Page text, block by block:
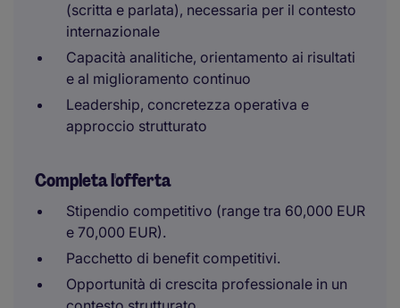
(scritta e parlata), necessaria per il contesto
internazionale
Capacità analitiche, orientamento ai risultati
e al miglioramento continuo
Leadership, concretezza operativa e
approccio strutturato
Completa l'offerta
Stipendio competitivo (range tra 60,000 EUR
e 70,000 EUR).
Pacchetto di benefit competitivi.
Opportunità di crescita professionale in un